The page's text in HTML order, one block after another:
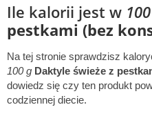
Ile kalorii jest w
pestkami (bez
Na tej stronie sprawdzisz
100 g Daktyle świeże z
dowiedz się czy ten produkt
codziennej diecie.